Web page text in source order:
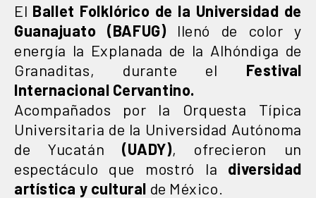
El Ballet Folklórico de la Universidad de
Guanajuato (BAFUG) llenó de color y
energía la Explanada de la Alhóndiga de
Granaditas, durante el Festival
Internacional Cervantino.
Acompañados por la Orquesta Típica
Universitaria de la Universidad Autónoma
de Yucatán (UADY), ofrecieron un
espectáculo que mostró la diversidad
artística y cultural de México.